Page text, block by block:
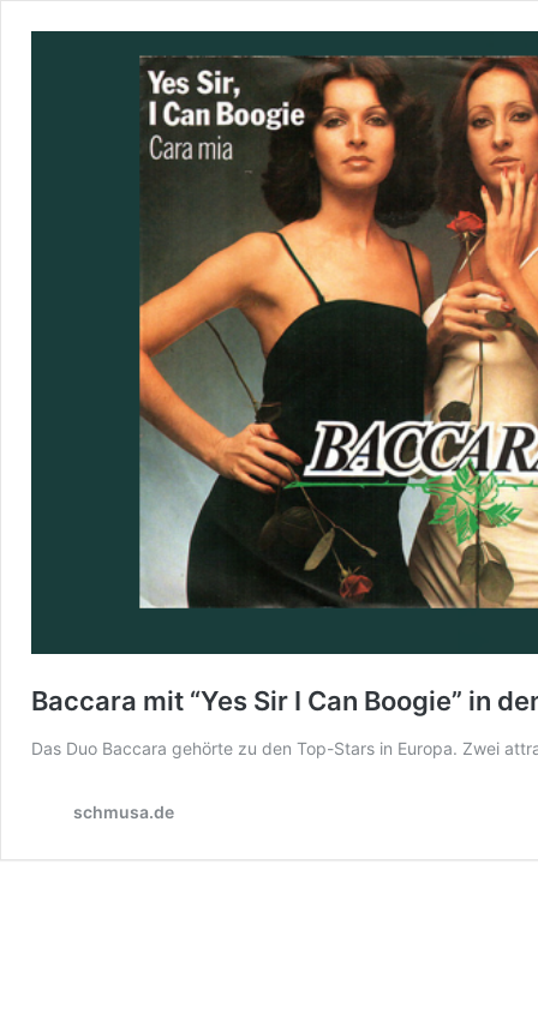
Baccara mit “Yes Sir I Can Boogie” in
Das Duo Baccara gehörte zu den Top-Stars in Europa. Zwei
schmusa.de